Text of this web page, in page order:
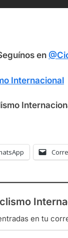
en
Internacional
en tu